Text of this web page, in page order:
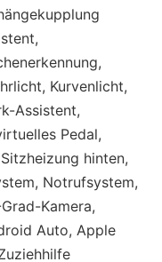
Kurvenlicht,
Assistent,
Pedal,
hinten,
Notrufsystem,
Kamera,
Auto, Apple